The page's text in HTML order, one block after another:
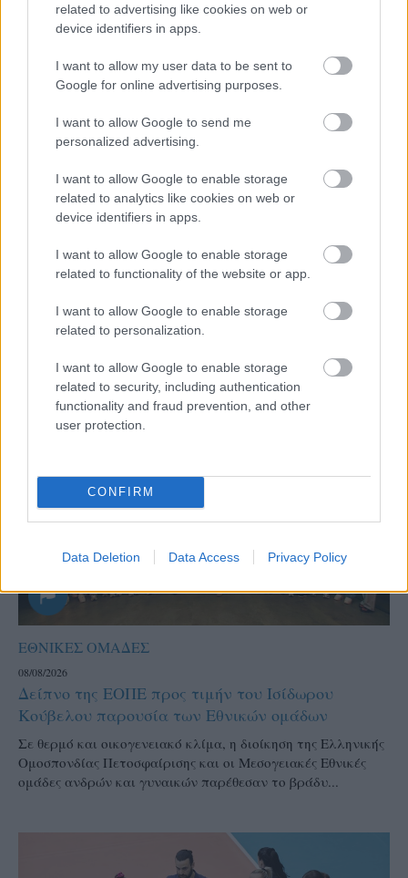
related to advertising like cookies on web or
device identifiers in apps.
I want to allow my user data to be sent to
Google for online advertising purposes.
I want to allow Google to send me
personalized advertising.
I want to allow Google to enable storage
related to analytics like cookies on web or
device identifiers in apps.
I want to allow Google to enable storage
related to functionality of the website or app.
I want to allow Google to enable storage
related to personalization.
I want to allow Google to enable storage
related to security, including authentication
functionality and fraud prevention, and other
user protection.
CONFIRM
Data Deletion Data Access Privacy Policy
Aκολουθήστε μας
παντού…
ΕΘΝΙΚΕΣ ΟΜΑΔΕΣ
08/08/2026
Δείπνο της ΕΟΠΕ προς τιμήν του Ισίδωρου
Κούβελου παρουσία των Εθνικών ομάδων
Σε θερμό και οικογενειακό κλίμα, η διοίκηση της Ελληνικής
Ομοσπονδίας Πετοσφαίρισης και οι Μεσογειακές Εθνικές
ομάδες ανδρών και γυναικών παρέθεσαν το βράδυ...